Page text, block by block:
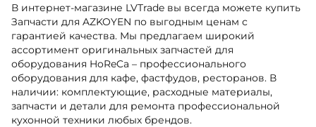
В интернет-магазине LVTrade вы всегда можете купить
Запчасти для AZKOYEN по выгодным ценам с
гарантией качества. Мы предлагаем широкий
ассортимент оригинальных запчастей для
оборудования HoReCa – профессионального
оборудования для кафе, фастфудов, ресторанов. В
наличии: комплектующие, расходные материалы,
запчасти и детали для ремонта профессиональной
кухонной техники любых брендов.